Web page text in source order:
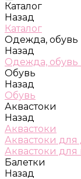
Каталог
Назад
Каталог
Одежда, обувь
Назад
Одежда, обувь
Обувь
Назад
Обувь
Аквастоки
Назад
Аквастоки
Аквастоки для
Аквастоки
Балетки
Назад